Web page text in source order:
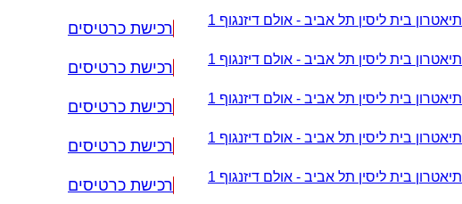
תיאטרון בית ליסין תל אביב - אולם דיזנגוף 1 רכישת כרטיסים
תיאטרון בית ליסין תל אביב - אולם דיזנגוף 1 רכישת כרטיסים
תיאטרון בית ליסין תל אביב - אולם דיזנגוף 1 רכישת כרטיסים
תיאטרון בית ליסין תל אביב - אולם דיזנגוף 1 רכישת כרטיסים
תיאטרון בית ליסין תל אביב - אולם דיזנגוף 1 רכישת כרטיסים